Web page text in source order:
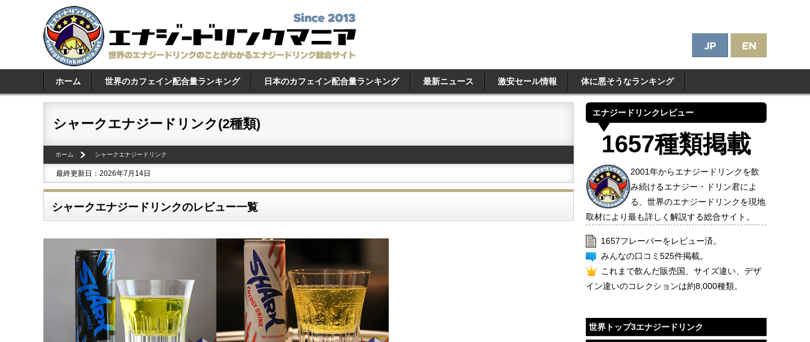
ホーム 世界のカフェイン配合量ランキング 日本のカフェイン配合量ランキング 最新ニュース 激安セール情報 体に悪そうなランキング
シャークエナジードリンク(2種類)
ホーム シャークエナジードリンク
最終更新日：2026年7月14日
シャークエナジードリンクのレビュー一覧
エナジードリンクレビュー
1657種類掲載
2001年からエナジードリンクを飲
み続けるエナジー・ドリン君によ
る、世界のエナジードリンクを現地
取材により最も詳しく解説する総合サイト。
1657フレーバーをレビュー済。
みんなの口コミ525件掲載。
これまで飲んだ販売国、サイズ違い、デザ
イン違いのコレクションは約8,000種類。
世界トップ3エナジードリンク